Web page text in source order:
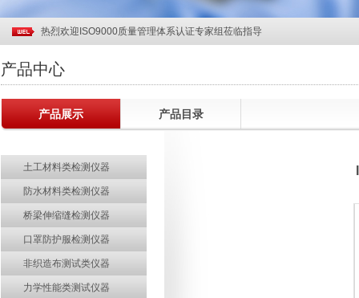
热烈祝贺温州际高2017"迎新年.聚团队"拓展活动取得圆满成功
热烈欢迎ISO9000质量管理体系认证专家组莅临指导
热烈祝贺中共温州市际高检测仪器有限公司党支部成立暨第一次党员大会
助力企业品牌建设—际高仪器新展示厅正式投入使用
温州际高2015精英拓展训练成功举行
关于部分土工合成材料产品CRCC认证实施规则及实施方案修订的说明
行业观察 | 中国纺联领导调研部分土工建筑材料企业
热烈祝贺温州际高通过“浙江制造”品字标认证！
质量诚信报告
热烈祝贺温州际高2017"迎新年.聚团队"拓展活动取得圆满成功
产品中心
产品展示 产品目录
土工材料类检测仪器
防水材料类检测仪器
桥梁伸缩缝检测仪器
口罩防护服检测仪器
非织造布测试类仪器
力学性能类测试仪器